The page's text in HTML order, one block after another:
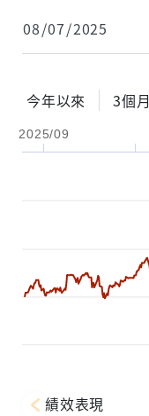
今年以來 3個月
2025/09
1年
配息金額
績效表現